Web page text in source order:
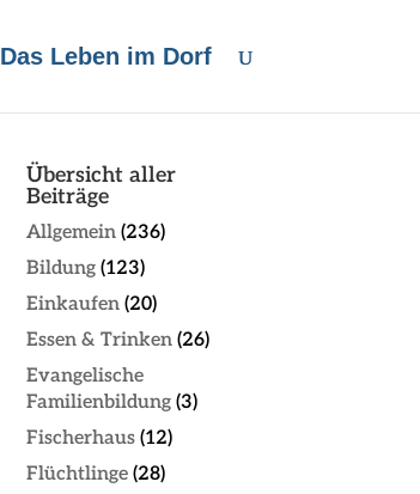
Das Leben im Dorf
Übersicht aller
Beiträge
Allgemein (236)
Bildung (123)
Einkaufen (20)
Essen & Trinken (26)
Evangelische
Familienbildung (3)
Fischerhaus (12)
Flüchtlinge (28)